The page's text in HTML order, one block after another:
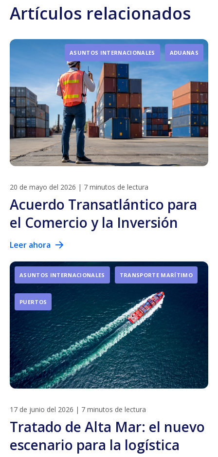
Artículos relacionados
ASUNTOS INTERNACIONALES ADUANAS
20 de mayo del 2026 | 7 minutos de lectura
Acuerdo Transatlántico para
el Comercio y la Inversión
Leer ahora
ASUNTOS INTERNACIONALES TRANSPORTE MARÍTIMO
PUERTOS
17 de junio del 2026 | 7 minutos de lectura
Tratado de Alta Mar: el nuevo
escenario para la logística